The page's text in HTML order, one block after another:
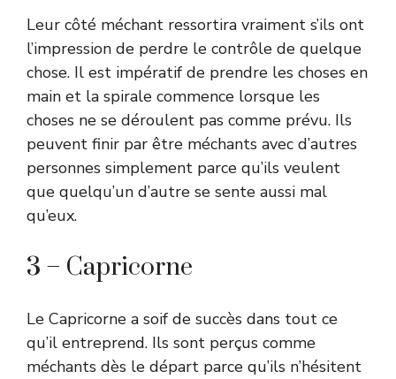
Leur côté méchant ressortira vraiment s’ils ont
l’impression de perdre le contrôle de quelque
chose. Il est impératif de prendre les choses en
main et la spirale commence lorsque les
choses ne se déroulent pas comme prévu. Ils
peuvent finir par être méchants avec d’autres
personnes simplement parce qu’ils veulent
que quelqu’un d’autre se sente aussi mal
qu’eux.
3 – Capricorne
Le Capricorne a soif de succès dans tout ce
qu’il entreprend. Ils sont perçus comme
méchants dès le départ parce qu’ils n’hésitent